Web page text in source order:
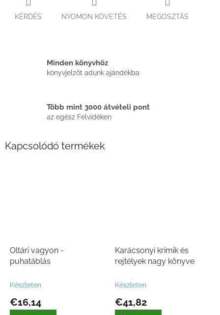
KÉRDÉS NYOMON KÖVETÉS MEGOSZTÁS
Minden könyvhöz
könyvjelzőt adunk ajándékba
Több mint 3000 átvételi pont
az egész Felvidéken
Kapcsolódó termékek
Oltári vagyon -
puhatáblás
Készleten
€16,14
Karácsonyi krimik és
rejtélyek nagy könyve
Készleten
€41,82